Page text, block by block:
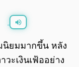
/
นิยมมากขึ้น หลัง
วะเงินเฟ้ออย่าง